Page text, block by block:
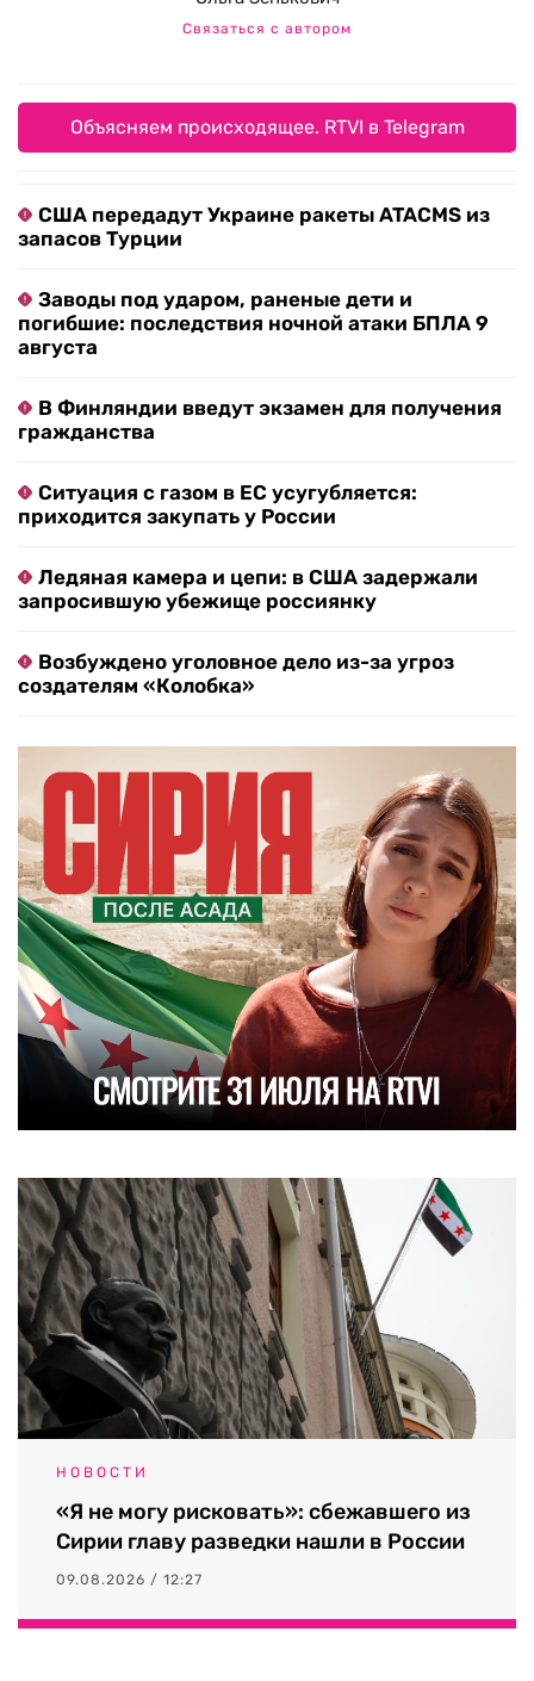
Связаться с автором
Объясняем происходящее. RTVI в Telegram
США передадут Украине ракеты ATACMS из
запасов Турции
Заводы под ударом, раненые дети и
погибшие: последствия ночной атаки БПЛА 9
августа
В Финляндии введут экзамен для получения
гражданства
Ситуация с газом в ЕС усугубляется:
приходится закупать у России
Ледяная камера и цепи: в США задержали
запросившую убежище россиянку
Возбуждено уголовное дело из-за угроз
создателям «Колобка»
НОВОСТИ
«Я не могу рисковать»: сбежавшего из
Сирии главу разведки нашли в России
09.08.2026 / 12:27